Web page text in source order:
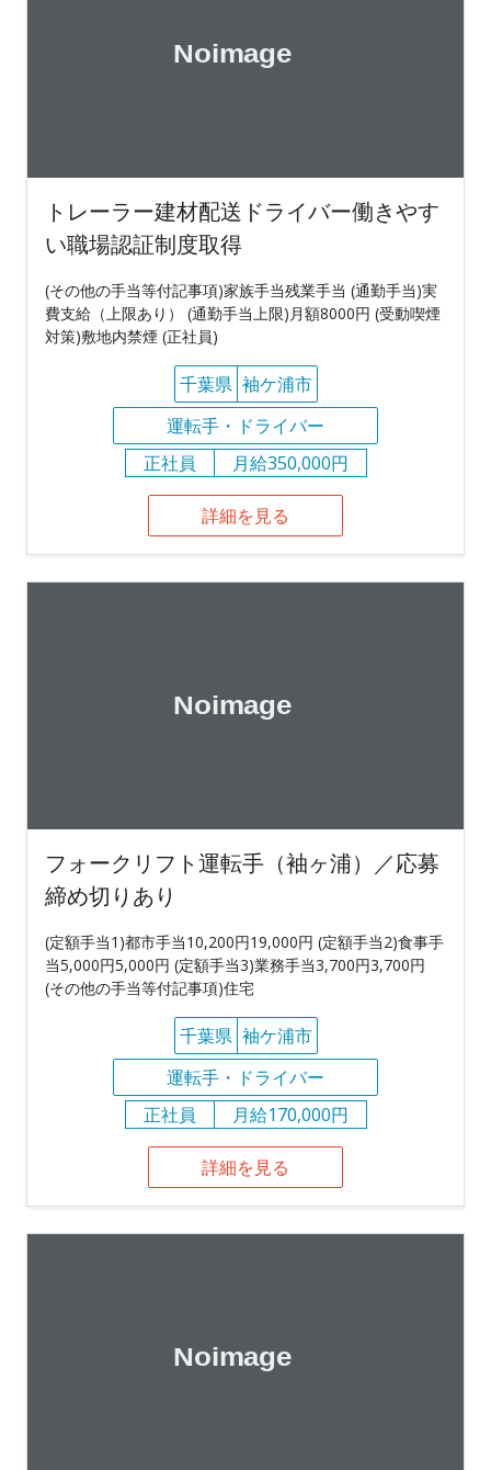
トレーラー建材配送ドライバー働きやす
い職場認証制度取得
(その他の手当等付記事項)家族手当残業手当 (通勤手当)実
費支給（上限あり） (通勤手当上限)月額8000円 (受動喫煙
対策)敷地内禁煙 (正社員)
千葉県 袖ケ浦市
運転手・ドライバー
正社員
月給350,000円
詳細を見る
フォークリフト運転手（袖ヶ浦）／応募
締め切りあり
(定額手当1)都市手当10,200円19,000円 (定額手当2)食事手
当5,000円5,000円 (定額手当3)業務手当3,700円3,700円
(その他の手当等付記事項)住宅
千葉県 袖ケ浦市
運転手・ドライバー
正社員
月給170,000円
詳細を見る